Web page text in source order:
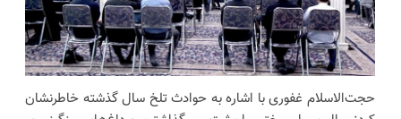
حجت‌الاسلام غفوری با اشاره به حوادث تلخ سال گذشته خاطرنشان